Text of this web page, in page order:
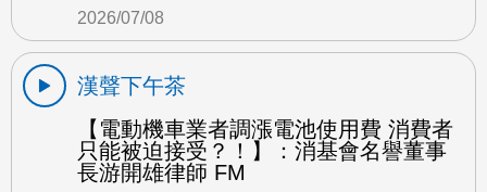
2026/07/08
漢聲下午茶
【電動機車業者調漲電池使用費 消費者
只能被迫接受？！】：消基會名譽董事
長游開雄律師 FM